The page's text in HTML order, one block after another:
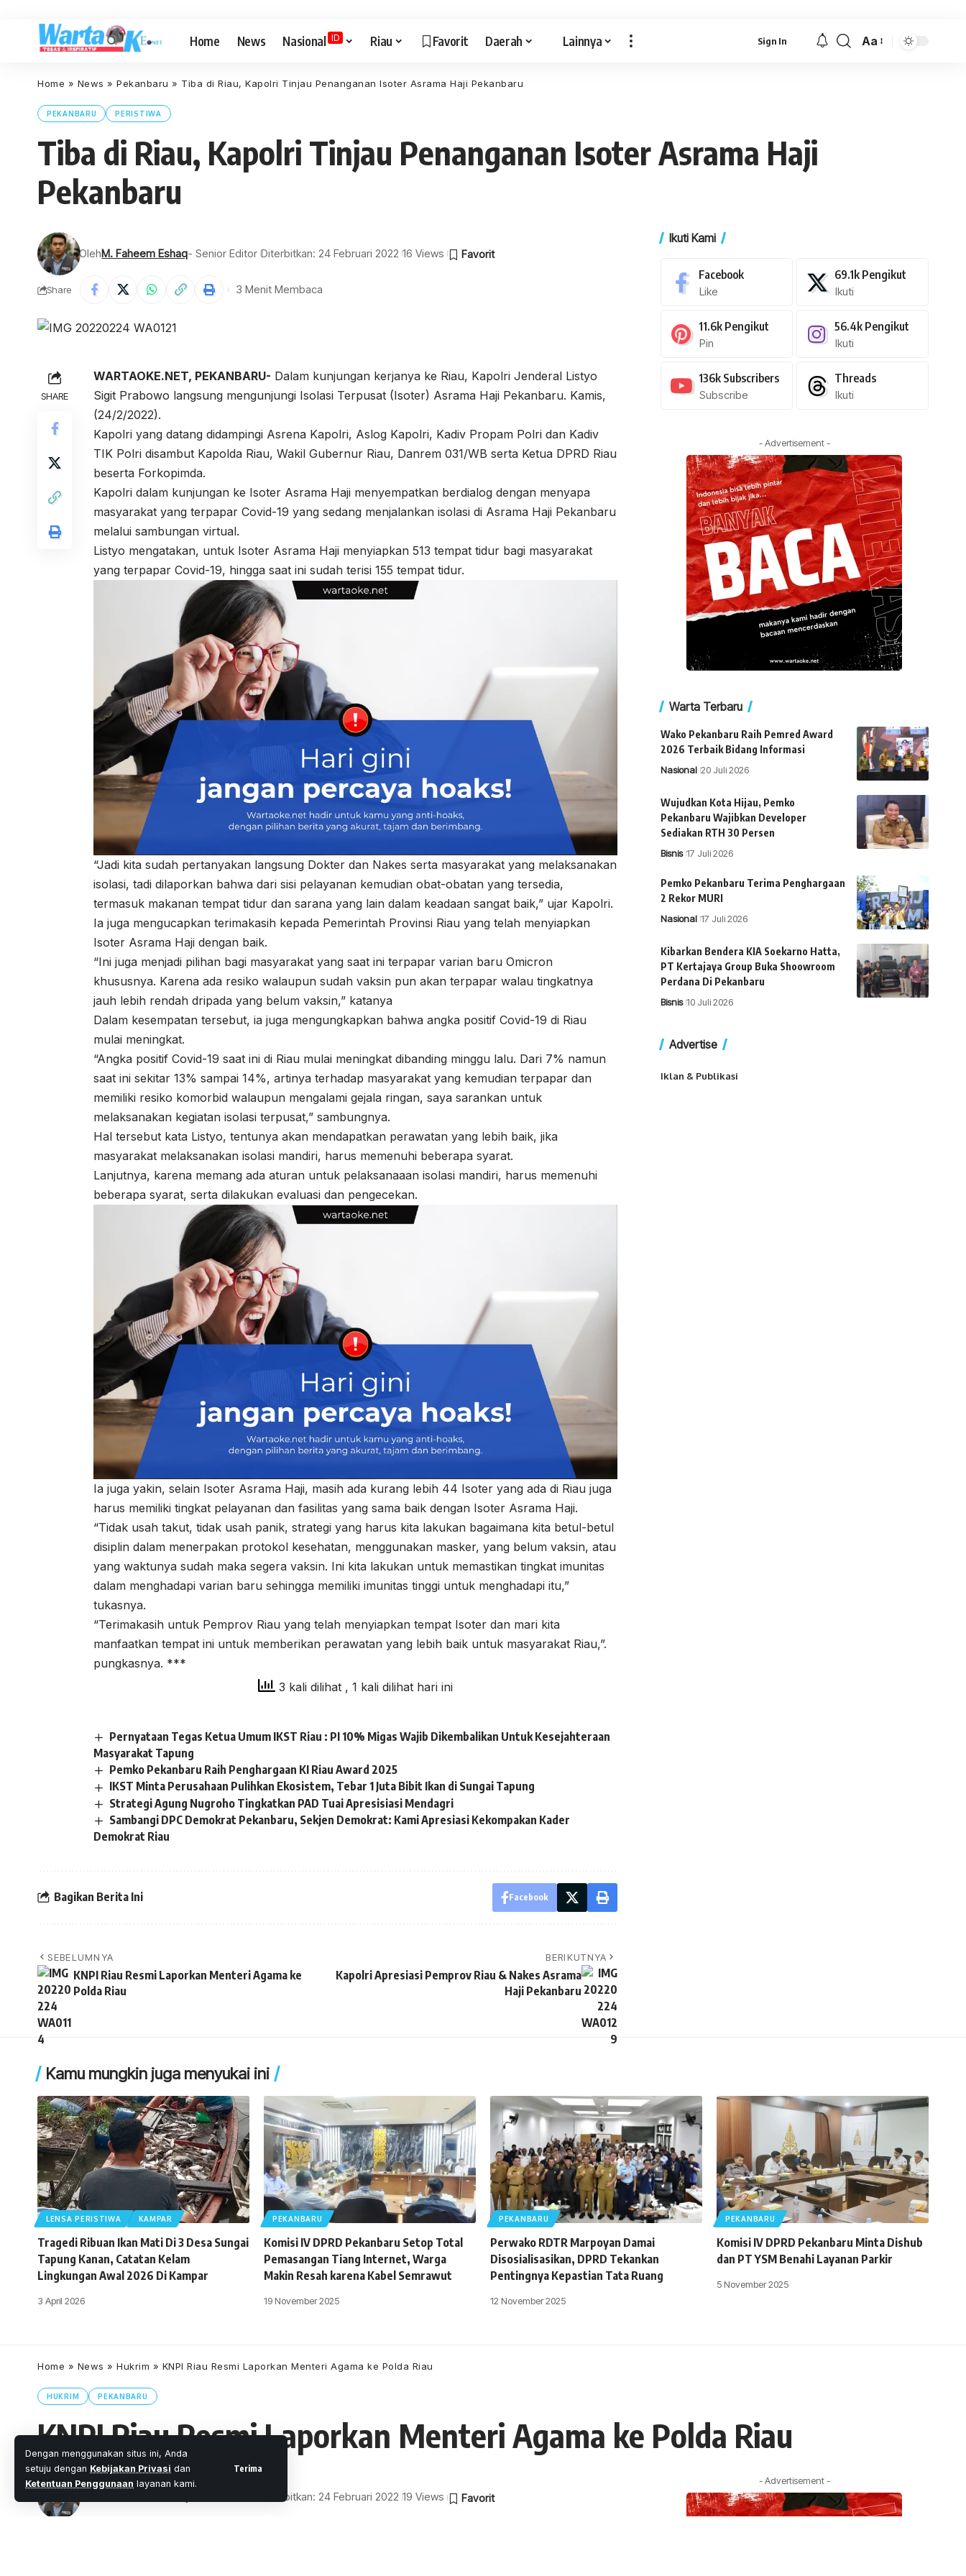
Dengan menggunakan situs ini, Anda
setuju dengan Kebijakan Privasi dan
Ketentuan Penggunaan layanan kami.
Terima
Home News Nasional ID Riau Favorit Daerah Lainnya Sign In
Font
Aa
Home » News » Pekanbaru » Tiba di Riau, Kapolri Tinjau Penanganan Isoter Asrama Haji Pekanbaru
PEKANBARU PERISTIWA
Tiba di Riau, Kapolri Tinjau Penanganan Isoter Asrama Haji
Pekanbaru
OlehM. Faheem Eshaq- Senior Editor Diterbitkan: 24 Februari 2022 16 Views
Share 3 Menit Membaca
SHARE
WARTAOKE.NET, PEKANBARU- Dalam kunjungan kerjanya ke Riau, Kapolri Jenderal Listyo
Sigit Prabowo langsung mengunjungi Isolasi Terpusat (Isoter) Asrama Haji Pekanbaru. Kamis,
(24/2/2022).
Kapolri yang datang didampingi Asrena Kapolri, Aslog Kapolri, Kadiv Propam Polri dan Kadiv
TIK Polri disambut Kapolda Riau, Wakil Gubernur Riau, Danrem 031/WB serta Ketua DPRD Riau
beserta Forkopimda.
Kapolri dalam kunjungan ke Isoter Asrama Haji menyempatkan berdialog dengan menyapa
masyarakat yang terpapar Covid-19 yang sedang menjalankan isolasi di Asrama Haji Pekanbaru
melalui sambungan virtual.
Listyo mengatakan, untuk Isoter Asrama Haji menyiapkan 513 tempat tidur bagi masyarakat
yang terpapar Covid-19, hingga saat ini sudah terisi 155 tempat tidur.
“Jadi kita sudah pertanyakan langsung Dokter dan Nakes serta masyarakat yang melaksanakan
isolasi, tadi dilaporkan bahwa dari sisi pelayanan kemudian obat-obatan yang tersedia,
termasuk makanan tempat tidur dan sarana yang lain dalam keadaan sangat baik,” ujar Kapolri.
Ia juga mengucapkan terimakasih kepada Pemerintah Provinsi Riau yang telah menyiapkan
Isoter Asrama Haji dengan baik.
“Ini juga menjadi pilihan bagi masyarakat yang saat ini terpapar varian baru Omicron
khususnya. Karena ada resiko walaupun sudah vaksin pun akan terpapar walau tingkatnya
jauh lebih rendah dripada yang belum vaksin,” katanya
Dalam kesempatan tersebut, ia juga mengungkapkan bahwa angka positif Covid-19 di Riau
mulai meningkat.
“Angka positif Covid-19 saat ini di Riau mulai meningkat dibanding minggu lalu. Dari 7% namun
saat ini sekitar 13% sampai 14%, artinya terhadap masyarakat yang kemudian terpapar dan
memiliki resiko komorbid walaupun mengalami gejala ringan, saya sarankan untuk
melaksanakan kegiatan isolasi terpusat,” sambungnya.
Hal tersebut kata Listyo, tentunya akan mendapatkan perawatan yang lebih baik, jika
masyarakat melaksanakan isolasi mandiri, harus memenuhi beberapa syarat.
Lanjutnya, karena memang ada aturan untuk pelaksanaaan isolasi mandiri, harus memenuhi
beberapa syarat, serta dilakukan evaluasi dan pengecekan.
Ia juga yakin, selain Isoter Asrama Haji, masih ada kurang lebih 44 Isoter yang ada di Riau juga
harus memiliki tingkat pelayanan dan fasilitas yang sama baik dengan Isoter Asrama Haji.
“Tidak usah takut, tidak usah panik, strategi yang harus kita lakukan bagaimana kita betul-betul
disiplin dalam menerpakan protokol kesehatan, menggunakan masker, yang belum vaksin, atau
yang waktunya sudah maka segera vaksin. Ini kita lakukan untuk memastikan tingkat imunitas
dalam menghadapi varian baru sehingga memiliki imunitas tinggi untuk menghadapi itu,”
tukasnya.
“Terimakasih untuk Pemprov Riau yang telah menyiapkan tempat Isoter dan mari kita
manfaatkan tempat ini untuk memberikan perawatan yang lebih baik untuk masyarakat Riau,”.
pungkasnya. ***
3 kali dilihat , 1 kali dilihat hari ini
Pernyataan Tegas Ketua Umum IKST Riau : PI 10% Migas Wajib Dikembalikan Untuk Kesejahteraan
Masyarakat Tapung
Pemko Pekanbaru Raih Penghargaan KI Riau Award 2025
IKST Minta Perusahaan Pulihkan Ekosistem, Tebar 1 Juta Bibit Ikan di Sungai Tapung
Strategi Agung Nugroho Tingkatkan PAD Tuai Apresisiasi Mendagri
Sambangi DPC Demokrat Pekanbaru, Sekjen Demokrat: Kami Apresiasi Kekompakan Kader
Demokrat Riau
Bagikan Berita Ini Facebook
SEBELUMNYA
KNPI Riau Resmi Laporkan Menteri Agama ke
Polda Riau
BERIKUTNYA
Kapolri Apresiasi Pemprov Riau & Nakes Asrama
Haji Pekanbaru
Ikuti Kami
Facebook
Like
69.1k Pengikut
Ikuti
11.6k Pengikut
Pin
56.4k Pengikut
Ikuti
136k Subscribers
Subscribe
Threads
Ikuti
- Advertisement -
Warta Terbaru
Wako Pekanbaru Raih Pemred Award
2026 Terbaik Bidang Informasi
Nasional 20 Juli 2026
Wujudkan Kota Hijau, Pemko
Pekanbaru Wajibkan Developer
Sediakan RTH 30 Persen
Bisnis 17 Juli 2026
Pemko Pekanbaru Terima Penghargaan
2 Rekor MURI
Nasional 17 Juli 2026
Kibarkan Bendera KIA Soekarno Hatta,
PT Kertajaya Group Buka Shoowroom
Perdana Di Pekanbaru
Bisnis 10 Juli 2026
Advertise
Iklan & Publikasi
Kamu mungkin juga menyukai ini
LENSA PERISTIWA KAMPAR
Tragedi Ribuan Ikan Mati Di 3 Desa Sungai
Tapung Kanan, Catatan Kelam
Lingkungan Awal 2026 Di Kampar
3 April 2026
PEKANBARU
Komisi IV DPRD Pekanbaru Setop Total
Pemasangan Tiang Internet, Warga
Makin Resah karena Kabel Semrawut
19 November 2025
PEKANBARU
Perwako RDTR Marpoyan Damai
Disosialisasikan, DPRD Tekankan
Pentingnya Kepastian Tata Ruang
12 November 2025
PEKANBARU
Komisi IV DPRD Pekanbaru Minta Dishub
dan PT YSM Benahi Layanan Parkir
5 November 2025
Home » News » Hukrim » KNPI Riau Resmi Laporkan Menteri Agama ke Polda Riau
HUKRIM PEKANBARU
KNPI Riau Resmi Laporkan Menteri Agama ke Polda Riau
Diterbitkan: 24 Februari 2022 19 Views
- Advertisement -